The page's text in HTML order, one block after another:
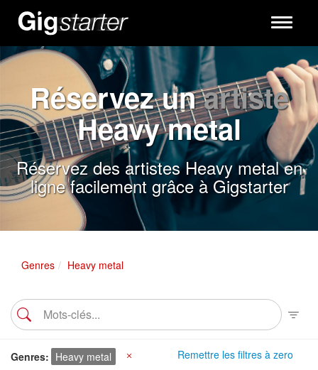
Toggle
Réservez unartiste
Heavy metal
Réservez des artistes Heavy metal en
ligne facilement grâce à Gigstarter
Genres Heavy metal
Remettre les filtres à zero
Genres Heavy metal